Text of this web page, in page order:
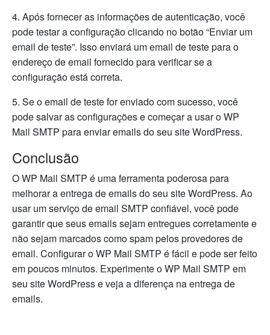
4. Após fornecer as informações de autenticação, você
pode testar a configuração clicando no botão “Enviar um
email de teste”. Isso enviará um email de teste para o
endereço de email fornecido para verificar se a
configuração está correta.
5. Se o email de teste for enviado com sucesso, você
pode salvar as configurações e começar a usar o WP
Mail SMTP para enviar emails do seu site WordPress.
Conclusão
O WP Mail SMTP é uma ferramenta poderosa para
melhorar a entrega de emails do seu site WordPress. Ao
usar um serviço de email SMTP confiável, você pode
garantir que seus emails sejam entregues corretamente e
não sejam marcados como spam pelos provedores de
email. Configurar o WP Mail SMTP é fácil e pode ser feito
em poucos minutos. Experimente o WP Mail SMTP em
seu site WordPress e veja a diferença na entrega de
emails.